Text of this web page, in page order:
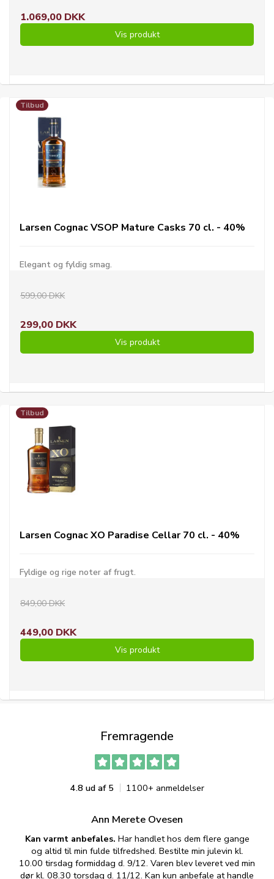
1.069,00 DKK
Vis produkt
Tilbud
Larsen Cognac VSOP Mature Casks 70 cl. - 40%
Elegant og fyldig smag.
599,00 DKK
299,00 DKK
Vis produkt
Tilbud
Larsen Cognac XO Paradise Cellar 70 cl. - 40%
Fyldige og rige noter af frugt.
849,00 DKK
449,00 DKK
Vis produkt
Fremragende
4.8 ud af 5 1100+ anmeldelser
Ann Merete Ovesen
Kan varmt anbefales. Har handlet hos dem flere gange
og altid til min fulde tilfredshed. Bestilte min julevin kl.
10.00 tirsdag formiddag d. 9/12. Varen blev leveret ved min
dør kl. 08.30 torsdag d. 11/12. Kan kun anbefale at handle